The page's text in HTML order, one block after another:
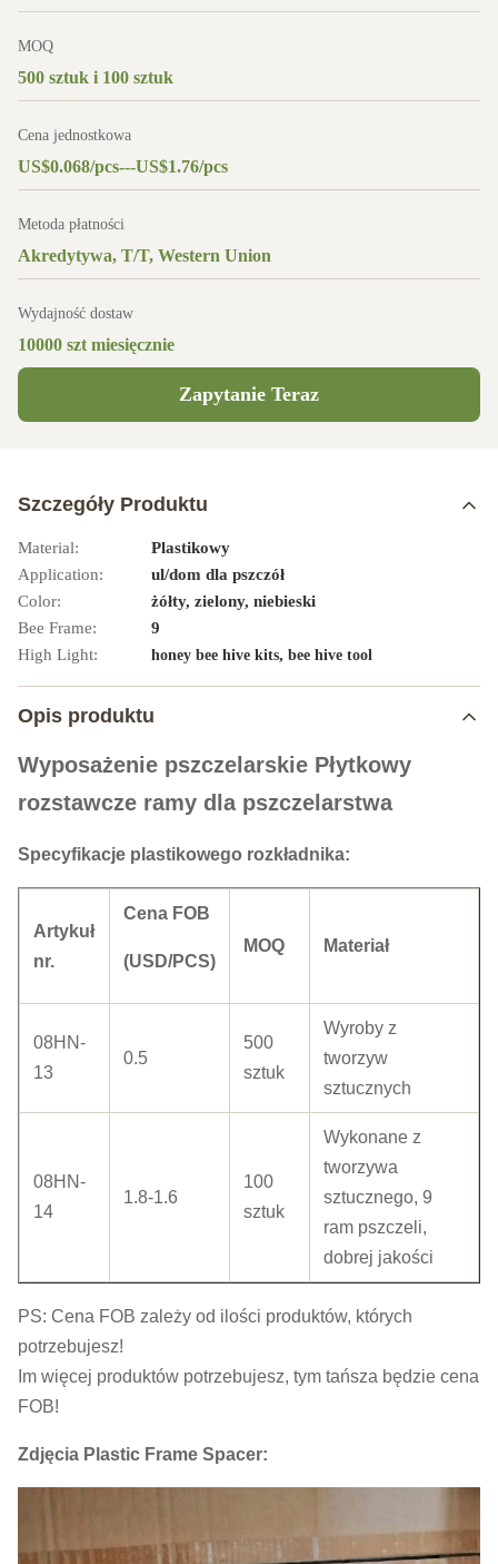
MOQ
500 sztuk i 100 sztuk
Cena jednostkowa
US$0.068/pcs---US$1.76/pcs
Metoda płatności
Akredytywa, T/T, Western Union
Wydajność dostaw
10000 szt miesięcznie
Zapytanie Teraz
Szczegóły Produktu
Material:
Plastikowy
Application:
ul/dom dla pszczół
Color:
żółty, zielony, niebieski
Bee Frame:
9
High Light:
honey bee hive kits, bee hive tool
Opis produktu
Wyposażenie pszczelarskie Płytkowy
rozstawcze ramy dla pszczelarstwa
Specyfikacje plastikowego rozkładnika:
Artykuł
nr.
Cena FOB
(USD/PCS)
MOQ Materiał
08HN-
13
0.5
500
sztuk
Wyroby z
tworzyw
sztucznych
08HN-
14
1.8-1.6
100
sztuk
Wykonane z
tworzywa
sztucznego, 9
ram pszczeli,
dobrej jakości
PS: Cena FOB zależy od ilości produktów, których
potrzebujesz!
Im więcej produktów potrzebujesz, tym tańsza będzie cena
FOB!
Zdjęcia Plastic Frame Spacer: